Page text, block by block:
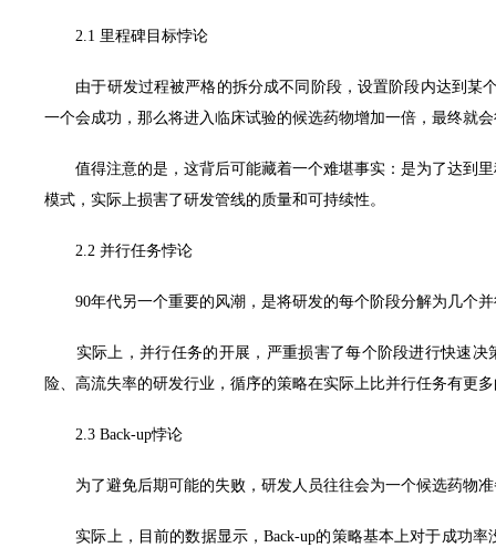
2.1 里程碑目标悖论
由于研发过程被严格的拆分成不同阶段，设置阶段内达到某个
一个会成功，那么将进入临床试验的候选药物增加一倍，最终就
值得注意的是，这背后可能藏着一个难堪事实：是为了达到里
模式，实际上损害了研发管线的质量和可持续性。
2.2 并行任务悖论
90年代另一个重要的风潮，是将研发的每个阶段分解为几个并
实际上，并行任务的开展，严重损害了每个阶段进行快速决
险、高流失率的研发行业，循序的策略在实际上比并行任务有更
2.3 Back-up悖论
为了避免后期可能的失败，研发人员往往会为一个候选药物准
实际上，目前的数据显示，Back-up的策略基本上对于成功率